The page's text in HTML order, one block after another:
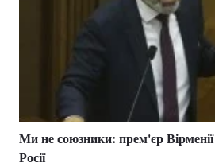
Ми не союзники: прем'єр Вірменії
Росії